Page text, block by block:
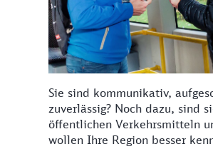
Sie sind kommunikativ,
zuverlässig? Noch dazu, sind
öffentlichen Verkehrsmitteln
wollen Ihre Region besser